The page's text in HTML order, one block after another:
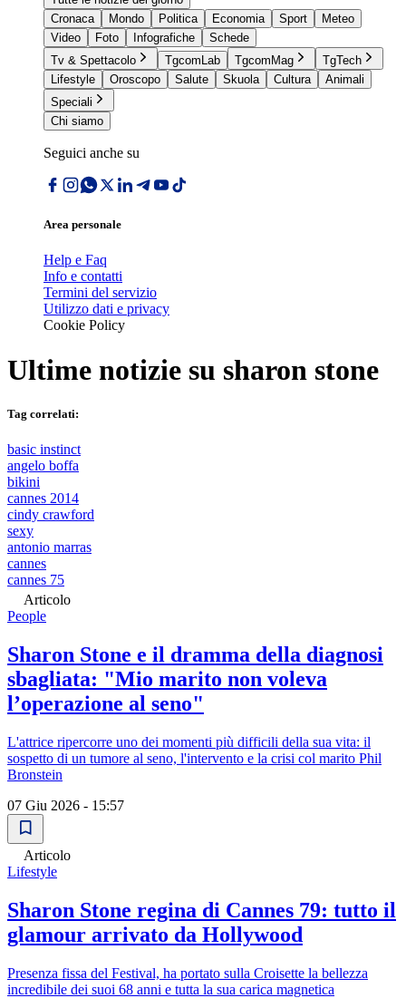
Cronaca
Mondo Politica Economia Sport
Meteo
Video
Foto Infografiche
Schede
Tv & Spettacolo
TgcomLab TgcomMag
TgTech
Lifestyle
Oroscopo Salute Skuola Cultura
Animali
Speciali
Chi siamo
Seguici anche su
Area personale
Help e Faq
Info e contatti
Termini del servizio
Utilizzo dati e privacy
Cookie Policy
Ultime notizie su sharon stone
Tag correlati:
basic instinct
angelo boffa
bikini
cannes 2014
cindy crawford
sexy
antonio marras
cannes
cannes 75
Articolo
People
Sharon Stone e il dramma della diagnosi
sbagliata: "Mio marito non voleva
l’operazione al seno"
L'attrice ripercorre uno dei momenti più difficili della sua vita: il
sospetto di un tumore al seno, l'intervento e la crisi col marito Phil
Bronstein
07 Giu 2026 - 15:57
Articolo
Lifestyle
Sharon Stone regina di Cannes 79: tutto il
glamour arrivato da Hollywood
Presenza fissa del Festival, ha portato sulla Croisette la bellezza
incredibile dei suoi 68 anni e tutta la sua carica magnetica